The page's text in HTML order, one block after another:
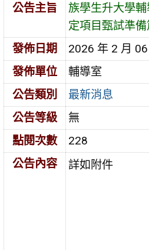
公告主旨
族學生升大學
定項目甄試準備
發佈日期
2026 年 2 月 06
發佈單位
輔導室
公告類別
最新消息
公告等級
無
點閱次數
228
公告內容
詳如附件